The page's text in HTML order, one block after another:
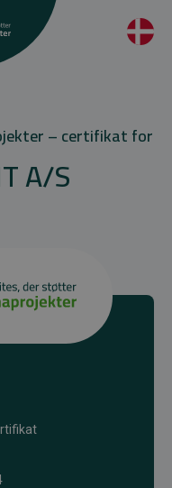
– certifikat for
A/S